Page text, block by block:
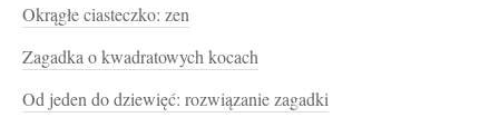
Okrągłe ciasteczko: zen
Zagadka o kwadratowych kocach
Od jeden do dziewięć: rozwiązanie zagadki